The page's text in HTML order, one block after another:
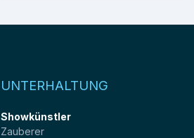
UNTERHALTUNG
Showkünstler
Zauberer